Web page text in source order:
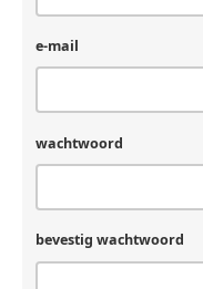
e-mail
wachtwoord
bevestig wachtwoord